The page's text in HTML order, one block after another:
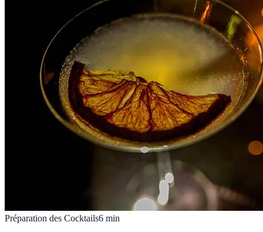
Préparation des Cocktails6 min